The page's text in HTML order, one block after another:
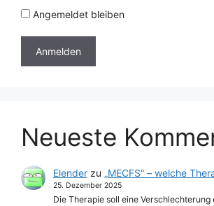
Angemeldet bleiben
Neueste
Elenderzu „MECFS“ – welche
25. Dezember 2025
Die Therapie soll eine Verschlechterung